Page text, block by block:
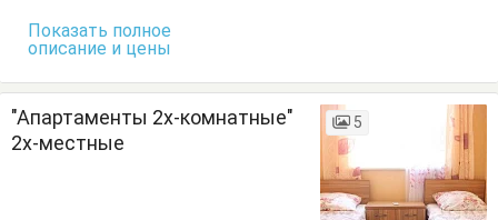
Показать полное
описание и цены
"Апартаменты 2х-комнатные"
2х-местные
5